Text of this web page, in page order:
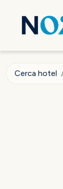
Cerca hotel